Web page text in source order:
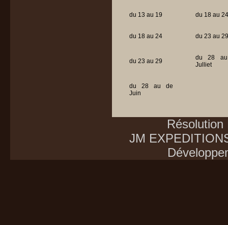
du 13 au 19 du 18 au 24
du 18 au 24 du 23 au 29
du 23 au 29
du 28
Julliet
du 28 au de
Juin
Résolution
JM